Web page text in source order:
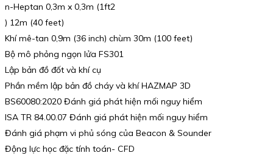
n-Heptan 0,3m x 0,3m (1ft2
) 12m (40 feet)
Khí mê-tan 0,9m (36 inch) chùm 30m (100 feet)
Bộ mô phỏng ngọn lửa FS301
Lập bản đồ đốt và khí cụ
Phần mềm lập bản đồ cháy và khí HAZMAP 3D
BS60080:2020 Đánh giá phát hiện mối nguy hiểm
ISA TR 84.00.07 Đánh giá phát hiện mối nguy hiểm
Đánh giá phạm vi phủ sóng của Beacon & Sounder
Động lực học đặc tính toán- CFD